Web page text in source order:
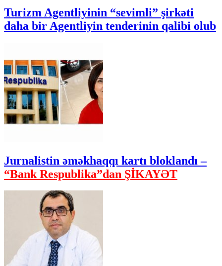
Turizm Agentliyinin “sevimli” şirkəti
daha bir Agentliyin tenderinin qalibi olub
Jurnalistin əməkhaqqı kartı bloklandı –
“Bank Respublika”dan ŞİKAYƏT